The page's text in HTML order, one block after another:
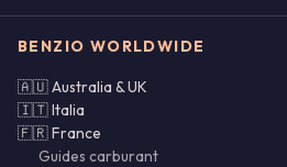
BENZIO WORLDWIDE
🇦🇺 Australia & UK
🇮🇹 Italia
🇫🇷 France
Guides carburant